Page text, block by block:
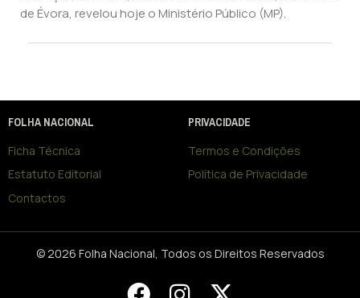
de Évora, revelou hoje o Ministério Público (MP).
FOLHA NACIONAL
Ficha Técnica
Estatuto Editorial
Contactos
PRIVACIDADE
Termos e Condições
Política de Privacidade
© 2026 Folha Nacional, Todos os Direitos Reservados